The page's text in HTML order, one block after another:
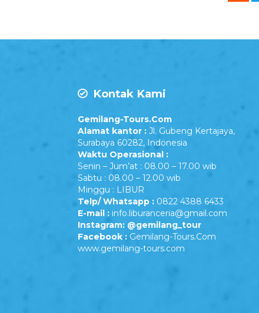
Kontak Kami
Gemilang-Tours.Com
Alamat kantor : Jl. Gubeng Kertajaya,
Surabaya 60282, Indonesia
Waktu Operasional :
Senin – Jum’at : 08.00 – 17.00 wib
Sabtu : 08.00 – 12.00 wib
Minggu : LIBUR
Telp/ Whatsapp : 0822 4388 6433
E-mail : info.liburanceria@gmail.com
Instagram: @gemilang_tour
Facebook : Gemilang-Tours.Com
www.gemilang-tours.com